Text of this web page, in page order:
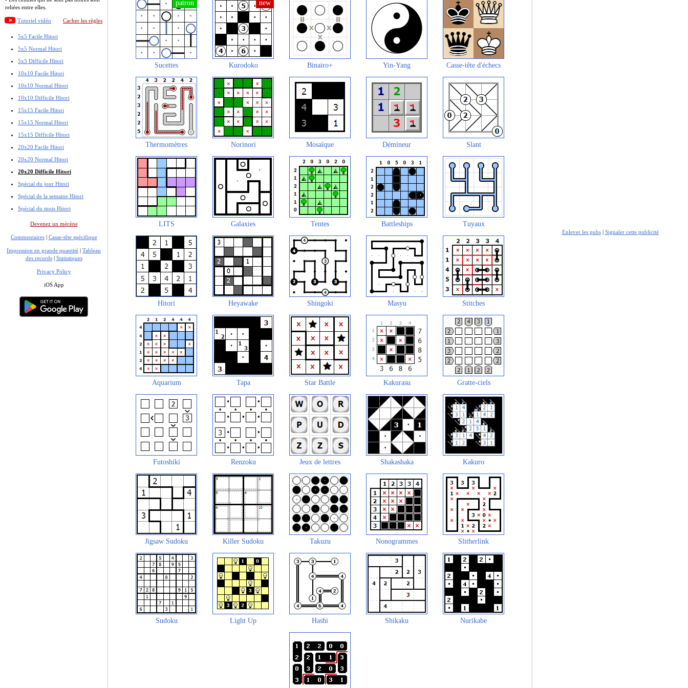
reliées entre elles.
Tutoriel vidéo Cacher les règles
5x5 Facile Hitori
5x5 Normal Hitori
5x5 Difficile Hitori
10x10 Facile Hitori
10x10 Normal Hitori
10x10 Difficile Hitori
15x15 Facile Hitori
15x15 Normal Hitori
15x15 Difficile Hitori
20x20 Facile Hitori
20x20 Normal Hitori
20x20 Difficile Hitori
Spécial du jour Hitori
Spécial de la semaine Hitori
Spécial du mois Hitori
Devenez un mécène
Commentaires| Casse-tête spécifique
Impression en grande quantité | Tableau
des records| Statistiques
Privacy Policy
iOS App
Sucettes Kurodoko Binairo+ Yin-Yang Casse-tête d'échecs
Thermomètres Norinori Mosaïque Démineur Slant
LITS Galaxies Tentes Battleships Tuyaux
Hitori Heyawake Shingoki Masyu Stitches
Aquarium Tapa Star Battle Kakurasu Gratte-ciels
Futoshiki Renzoku Jeux de lettres Shakashaka Kakuro
Jigsaw Sudoku Killer Sudoku Takuzu Nonogrammes Slitherlink
Sudoku Light Up Hashi Shikaku Nurikabe
Enlever les pubs| Signaler cette publicité